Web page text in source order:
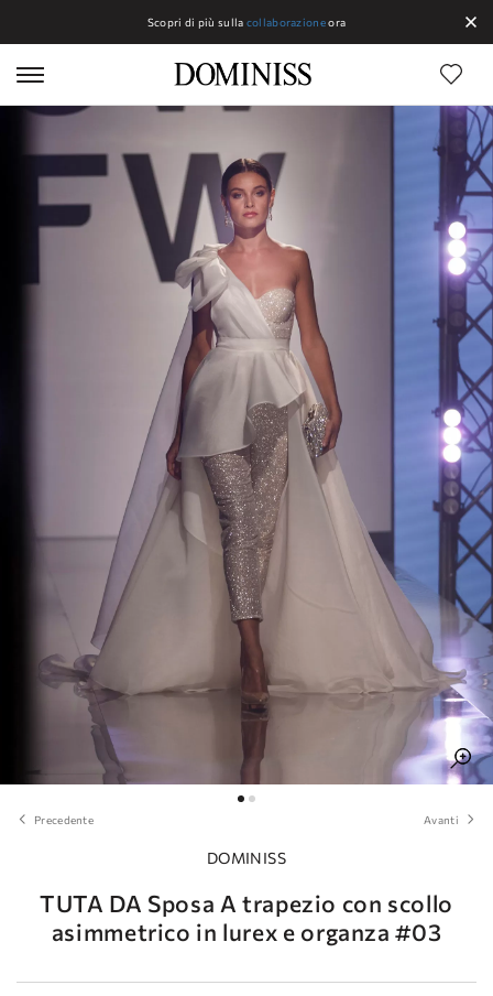
Scopri di più sulla collaborazioneora
Linee Dominiss
Precedente Avanti
DOMINISS
TUTA DA Sposa A trapezio con scollo
asimmetrico in lurex e organza #03